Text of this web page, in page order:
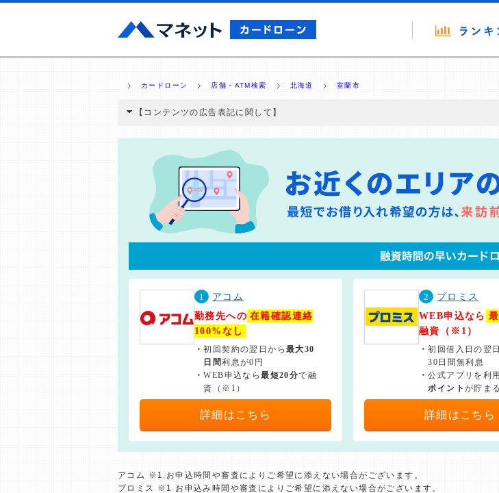
カードローン 店舗・ATM検索 北海道 室蘭市
【コンテンツの広告表記に関して】
と弊社に対して企業から紹介報酬が支払われるという収益モデルです。 ただし、特定の
ミ収集などに基づき、公平性を担保した情報提供を行っています。
>提携企業一覧
1
アコム
勤務先への 在籍確認連絡
100%なし
・初回契約の翌日から最大30
日間利息が0円
・WEB申込なら最短20分で融
資（※1）
詳細はこちら
2
プロミス
WEB申込なら
融資（※1）
・初回借入日の翌
30日間無利息
・公式アプリを利
ポイントが貯まる
詳細はこちら
アコム ※1.お申込時間や審査によりご希望に添えない場合がございます。
プロミス ※1 お申込み時間や審査によりご希望に添えない場合がございます。